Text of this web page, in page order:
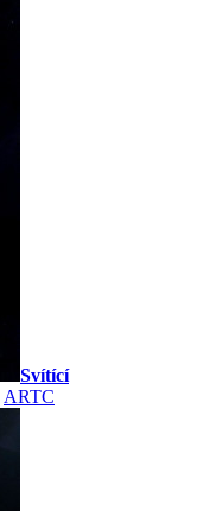
Svítící
ARTC